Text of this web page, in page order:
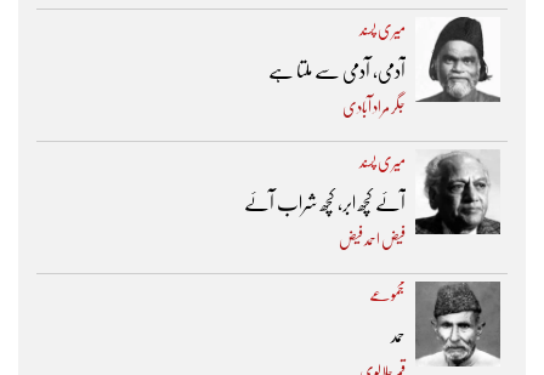
میری پسند
آدمی، آدمی سے ملتا ہے
جگر مراد آبادی
میری پسند
آئے کچھ ابر، کچھ شراب آئے
فیض احمد فیض
مجموعے
حمد
قمر جلالوی